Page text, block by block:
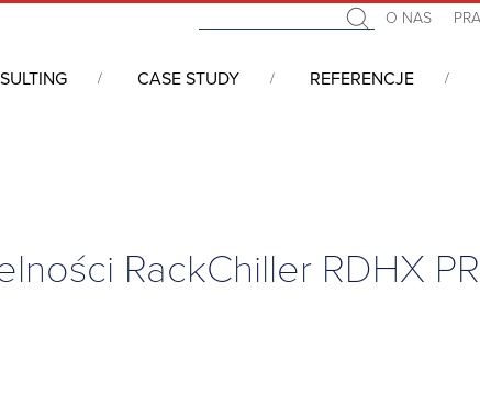
O NAS
CASE STUDY REFERENCJE
RackChiller RDHX